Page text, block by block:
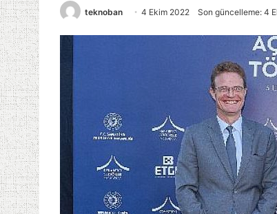
teknoban 4 Ekim 2022 Son güncelleme: 4